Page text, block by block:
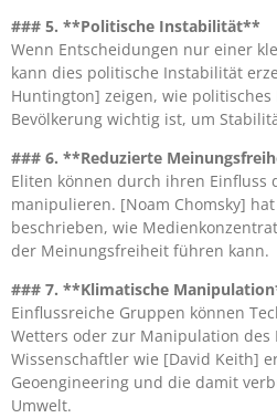
### 5. **Politische Instabilität**
Wenn Entscheidungen nur einer
kann dies politische Instabilität
Huntington] zeigen, wie
Bevölkerung wichtig ist, um
### 6. **Reduzierte
Eliten können durch ihren Einfluss
manipulieren. [Noam Chomsky]
beschrieben, wie
der Meinungsfreiheit führen kann.
### 7. **Klimatische
Einflussreiche Gruppen können
Wetters oder zur Manipulation des
Wissenschaftler wie [David Keith]
Geoengineering und die damit
Umwelt.